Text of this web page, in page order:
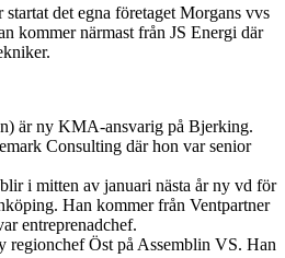
startat det egna företaget Morgans vvs
kommer närmast från JS Energi där
är ny KMA-ansvarig på Bjerking.
Consulting där hon var senior
blir i mitten av januari nästa år ny vd för
Han kommer från Ventpartner
entreprenadchef.
regionchef Öst på Assemblin VS. Han